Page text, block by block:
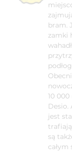
bram.
zamki
10
jest
są
całym